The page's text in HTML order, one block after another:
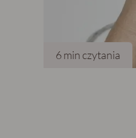
6min czytania